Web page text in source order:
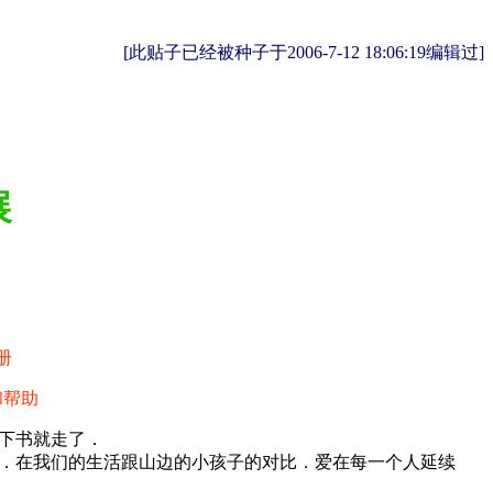
[此贴子已经被种子于2006-7-12 18:06:19编辑过]
助
书就走了．
我们的生活跟山边的小孩子的对比．爱在每一个人延续